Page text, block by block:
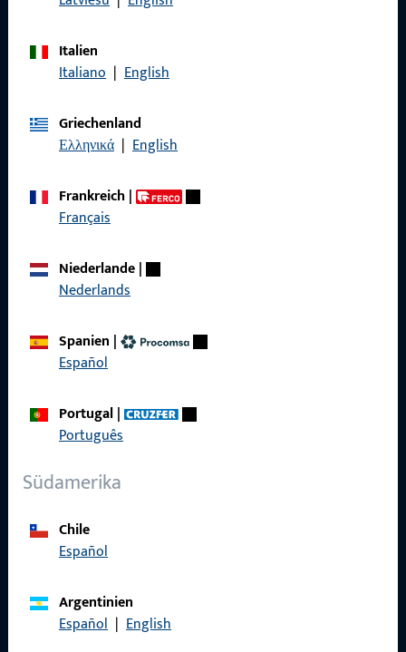
Italien
Italiano | English
Griechenland
Ελληνικά | English
Frankreich|
Français
Niederlande|
Nederlands
Spanien |
Español
Portugal|
Português
Südamerika
Chile
Español
Argentinien
Español | English
Allgemeines
Schnelleinstieg
Produktkatalog